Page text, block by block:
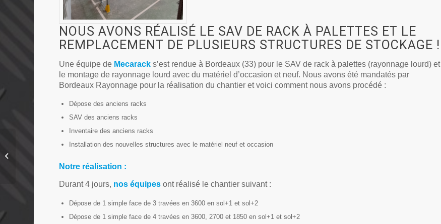
NOUS AVONS RÉALISÉ LE SAV DE RACK À PALETTES ET LE
REMPLACEMENT DE PLUSIEURS STRUCTURES DE STOCKAGE !
Une équipe de Mecarack s’est rendue à Bordeaux (33) pour le SAV de rack à palettes (rayonnage lourd) et
le montage de rayonnage lourd avec du matériel d’occasion et neuf. Nous avons été mandatés par
Bordeaux Rayonnage pour la réalisation du chantier et voici comment nous avons procédé :
Dépose des anciens racks
SAV des anciens racks
Inventaire des anciens racks
Installation des nouvelles structures avec le matériel neuf et occasion
Notre réalisation :
Durant 4 jours, nos équipes ont réalisé le chantier suivant :
Dépose de 1 simple face de 3 travées en 3600 en sol+1 et sol+2
Dépose de 1 simple face de 4 travées en 3600, 2700 et 1850 en sol+1 et sol+2